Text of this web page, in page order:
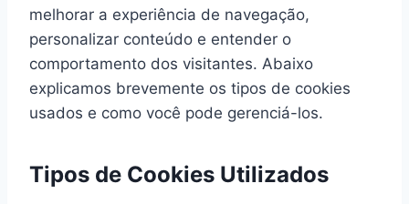
melhorar a experiência de navegação,
personalizar conteúdo e entender o
comportamento dos visitantes. Abaixo
explicamos brevemente os tipos de cookies
usados e como você pode gerenciá-los.
Tipos de Cookies Utilizados